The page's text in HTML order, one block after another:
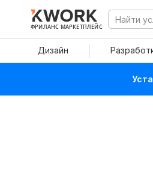
ФРИЛАНС МАРКЕТПЛЕЙС
Дизайн